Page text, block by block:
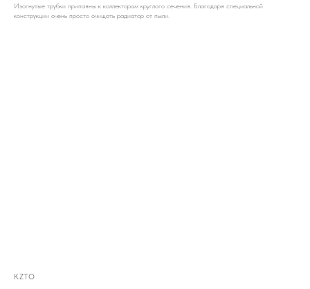
Изогнутые трубки припаяны к коллекторам круглого сечения. Благодаря специальной
конструкции очень просто очищать радиатор от пыли.
KZTO